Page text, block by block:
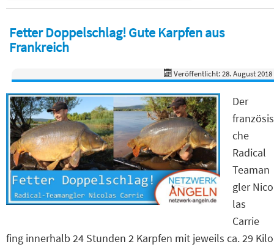
Fetter Doppelschlag! Gute Karpfen aus
Frankreich
Veröffentlicht: 28. August 2018
Der
französis
che
Radical
Teaman
gler Nico
las
Carrie
fing innerhalb 24 Stunden 2 Karpfen mit jeweils ca. 29 Kilo